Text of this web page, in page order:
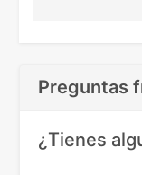
Preguntas
¿Tienes